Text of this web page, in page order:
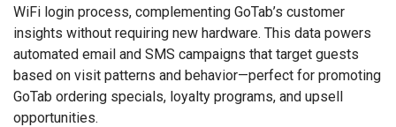
WiFi login process, complementing GoTab’s customer
insights without requiring new hardware. This data powers
automated email and SMS campaigns that target guests
based on visit patterns and behavior—perfect for promoting
GoTab ordering specials, loyalty programs, and upsell
opportunities.